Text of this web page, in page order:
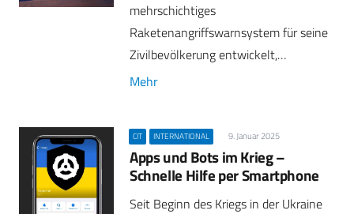
mehrschichtiges
Raketenangriffswarnsystem für seine
Zivilbevölkerung entwickelt,…
Mehr
CIT INTERNATIONAL 9. Januar 2025
Apps und Bots im Krieg –
Schnelle Hilfe per Smartphone
Seit Beginn des Kriegs in der Ukraine